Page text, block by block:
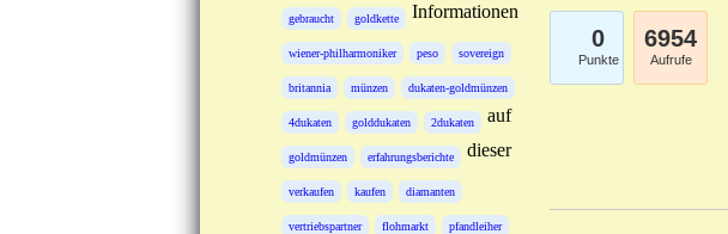
gebraucht goldkette
wiener-philharmoniker peso sovereign
britannia münzen dukaten-goldmünzen
4dukaten golddukaten 2dukaten
goldmünzen erfahrungsberichte
verkaufen kaufen diamanten
vertriebspartner flohmarkt pfandleiher
Informationen
auf
dieser
0
Punkte
6954
Aufrufe